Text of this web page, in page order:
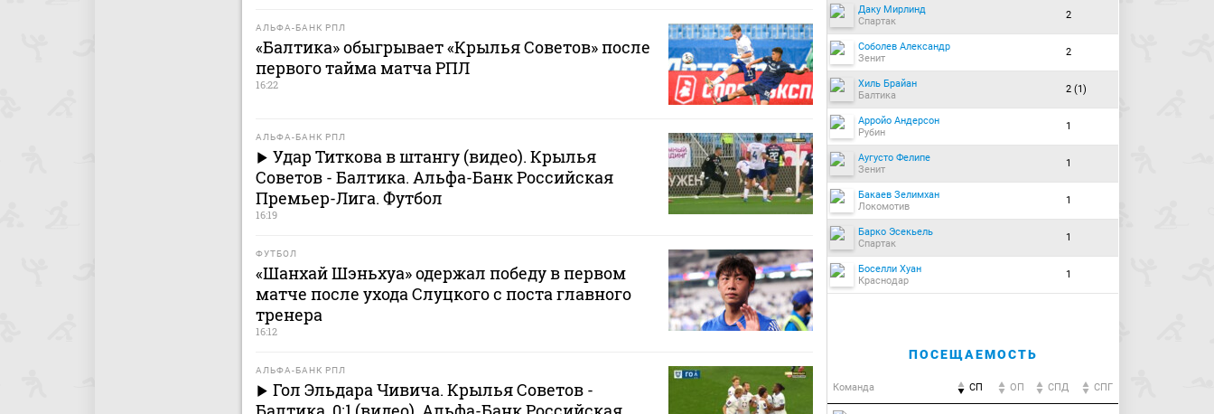
АЛЬФА-БАНК РПЛ
«Балтика» обыгрывает «Крылья Советов» после
первого тайма матча РПЛ
16:22
АЛЬФА-БАНК РПЛ
Удар Титкова в штангу (видео). Крылья
Советов - Балтика. Альфа-Банк Российская
Премьер-Лига. Футбол
16:19
ФУТБОЛ
«Шанхай Шэньхуа» одержал победу в первом
матче после ухода Слуцкого с поста главного
тренера
16:12
АЛЬФА-БАНК РПЛ
Гол Эльдара Чивича. Крылья Советов -
Даку Мирлинд
Спартак
2
Соболев Александр
Зенит
2
Хиль Брайан
Балтика
2 (1)
Арройо Андерсон
Рубин
1
Аугусто Фелипе
Зенит
1
Бакаев Зелимхан
Локомотив
1
Барко Эсекьель
Спартак
1
Боселли Хуан
Краснодар
1
ПОСЕЩАЕМОСТЬ
Команда СП ОП CПД CПГ